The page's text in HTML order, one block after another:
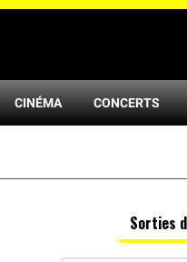
CINÉMA CONCERTS
Sorties